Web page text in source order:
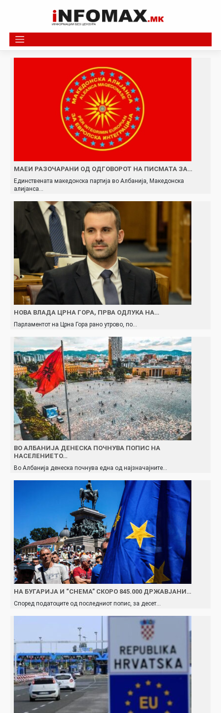
МАЕИ РАЗОЧАРАНИ ОД ОДГОВОРОТ НА ПИСМАТА ЗА…
Единствената македонска партија во Албанија, Македонска
алијанса…
НОВА ВЛАДА ЦРНА ГОРА, ПРВА ОДЛУКА НА…
Парламентот на Црна Гора рано утрово, по…
ВО АЛБАНИЈА ДЕНЕСКА ПОЧНУВА ПОПИС НА
НАСЕЛЕНИЕТО…
Во Албанија денеска почнува една од најзначајните…
НА БУГАРИЈА И “СНЕМА” СКОРО 845.000 ДРЖАВЈАНИ…
Според податоците од последниот попис, за десет…